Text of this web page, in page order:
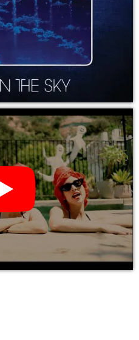
GIRLS – islands in the sky